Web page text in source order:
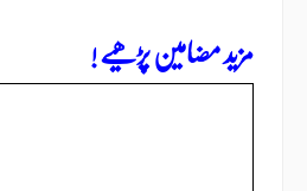
مزید مضامین پڑھیے !